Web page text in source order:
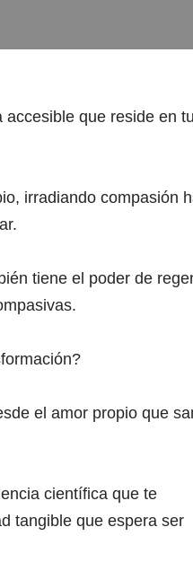
que reside en tu
irradiando compasión
tiene el poder de
el amor propio que
científica que te
tangible que espera ser